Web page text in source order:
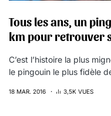
Tous les ans, un
km pour retrouver
C’est l’histoire la plus
le pingouin le plus fidèle
18 MAR. 2016 3,5K VUES